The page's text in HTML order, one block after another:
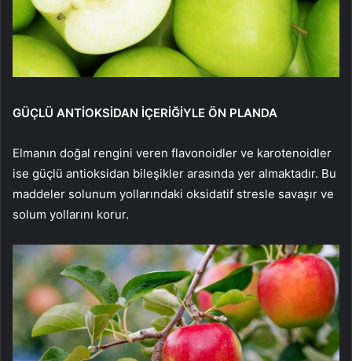
GÜÇLÜ ANTİOKSİDAN İÇERİĞİYLE ÖN PLANDA
Elmanın doğal rengini veren flavonoidler ve karotenoidler
ise güçlü antioksidan bileşikler arasında yer almaktadır. Bu
maddeler solunum yollarındaki oksidatif stresle savaşır ve
solum yollarını korur.